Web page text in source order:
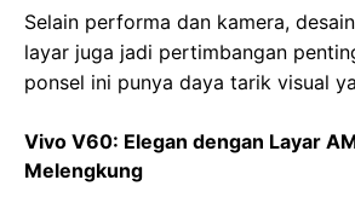
Selain performa dan kamera,
layar juga jadi pertimbangan
ponsel ini punya daya tarik visual
Vivo V60: Elegan dengan Layar
Melengkung